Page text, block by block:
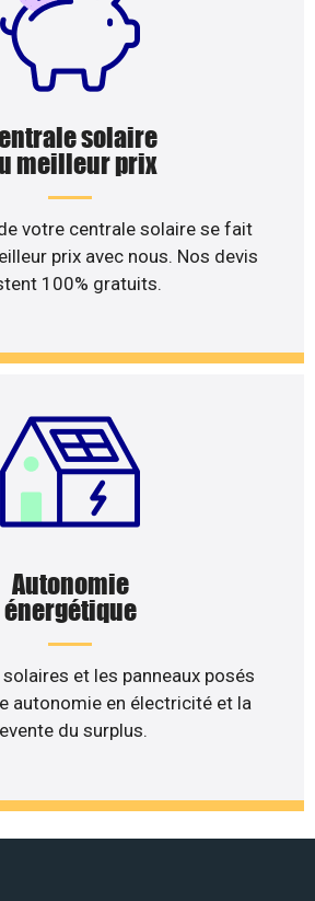
solaire
meilleur prix
votre centrale solaire se fait
prix avec nous. Nos devis
100% gratuits.
Autonomie
énergétique
et les panneaux posés
autonomie en électricité et la
du surplus.